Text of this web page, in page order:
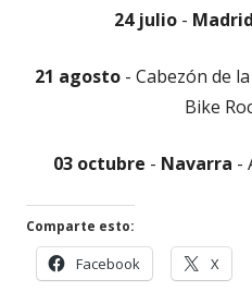
24 julio- Madrid
21 agosto- Cabezón de la
Bike
03 octubre - Navarra -
Comparte esto:
Facebook
en
X
en